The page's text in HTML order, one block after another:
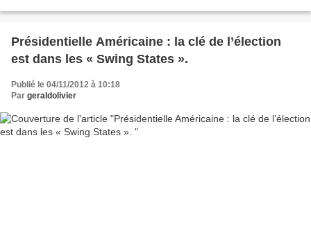
Présidentielle Américaine : la clé de l’élection
est dans les « Swing States ».
Publié le 04/11/2012 à 10:18
Par geraldolivier